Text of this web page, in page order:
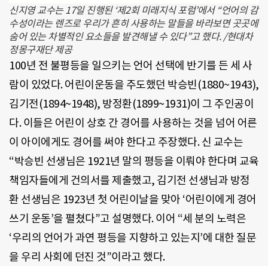
신지영 교수는 17일 진행된 ‘제2회 미래지식 포럼’에서 “언어의 감
수성이라는 렌즈로 우리가 흔히 사용하는 말들을 바라보면 곳곳에
숨어 있는 차별적인 요소들을 발견해낼 수 있다”고 했다. /현대차
정몽구재단 제공
100년 전 불평등을 일으키는 언어 선택에 반기를 든 세 사
람이 있었다. 어린이운동을 주도했던 박승빈(1880~1943),
김기전(1894~1948), 방정환(1899~1931)이 그 주인공이
다. 이들은 어린이 상호 간 경어를 사용하는 것을 넘어 어른
이 아이에게도 경어를 써야 한다고 주장했다. 신 교수는
“박승빈 선생님은 1921년 말의 평등을 이뤄야 한다며 교육
책임자들에게 건의서를 제출했고, 김기전 선생님과 방정
환 선생님은 1923년 첫 어린이날을 맞아 ‘어린이에게 경어
쓰기 운동’을 펼쳤다”고 설명했다. 이어 “세 분의 노력은
‘우리의 언어가 과연 평등을 지향하고 있는지’에 대한 질문
을 우리 사회에 던진 것”이라고 했다.